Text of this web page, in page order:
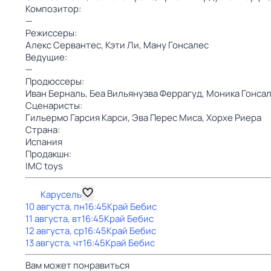
Композитор:
—
Режиссеры:
Алекс Сервантес, Кэти Ли, Ману Гонсалес
Ведущие:
—
Продюссеры:
Иван Берналь, Беа Вильянуэва Феррагуд, Моника
Сценаристы:
Гильермо Гарсия Карси,Эва Перес Миса,Хорхе Риера
Страна:
Испания
Продакшн:
IMC toys
Карусель
10 августа, пн16:45Край Бебис
11 августа, вт16:45Край Бебис
12 августа, ср16:45Край Бебис
13 августа, чт16:45Край Бебис
Вам может понравиться